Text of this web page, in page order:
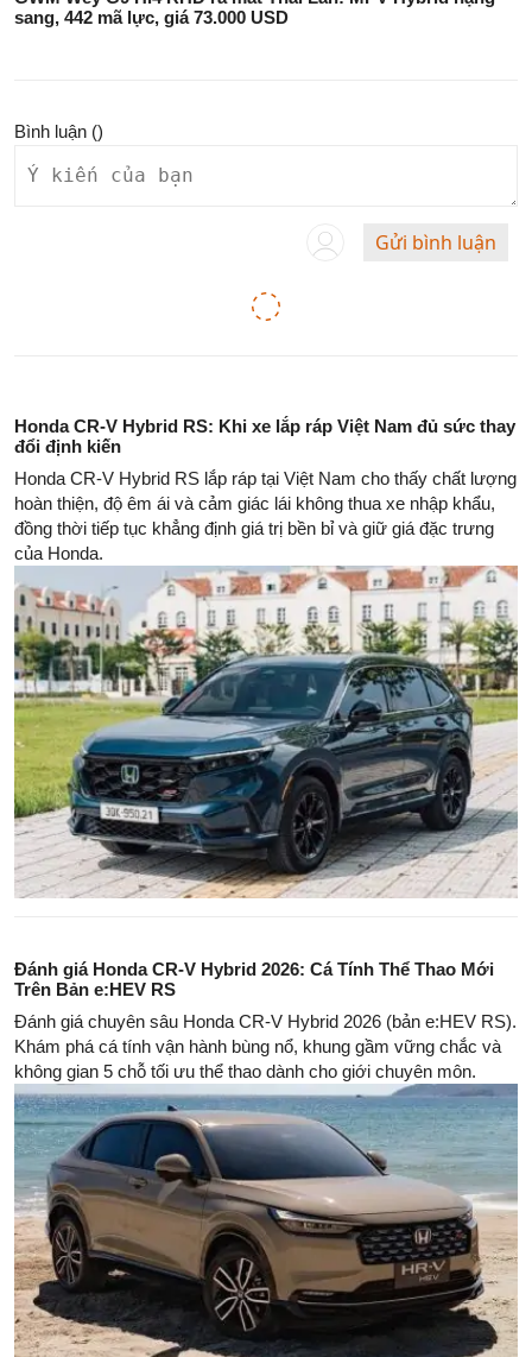
sang, 442 mã lực, giá 73.000 USD
Bình luận ()
Gửi bình luận
Honda CR-V Hybrid RS: Khi xe lắp ráp Việt Nam đủ sức thay
đổi định kiến
Honda CR-V Hybrid RS lắp ráp tại Việt Nam cho thấy chất lượng
hoàn thiện, độ êm ái và cảm giác lái không thua xe nhập khẩu,
đồng thời tiếp tục khẳng định giá trị bền bỉ và giữ giá đặc trưng
của Honda.
Đánh giá Honda CR-V Hybrid 2026: Cá Tính Thể Thao Mới
Trên Bản e:HEV RS
Đánh giá chuyên sâu Honda CR-V Hybrid 2026 (bản e:HEV RS).
Khám phá cá tính vận hành bùng nổ, khung gầm vững chắc và
không gian 5 chỗ tối ưu thể thao dành cho giới chuyên môn.